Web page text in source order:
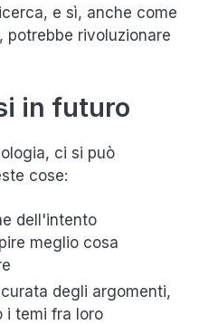
e sì, anche come
potrebbe rivoluzionare
in futuro
ci si può
cose:
dell'intento
meglio cosa
degli argomenti,
i temi fra loro